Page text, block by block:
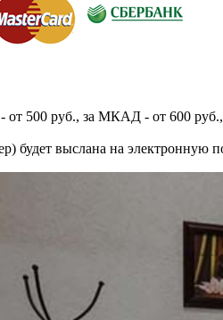
500 руб., за МКАД - от 600 руб.,
будет выслана на электронную